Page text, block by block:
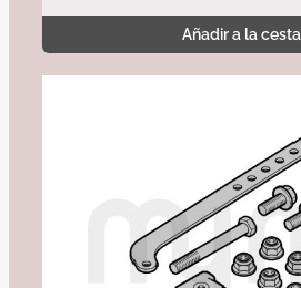
Añadir a la cesta